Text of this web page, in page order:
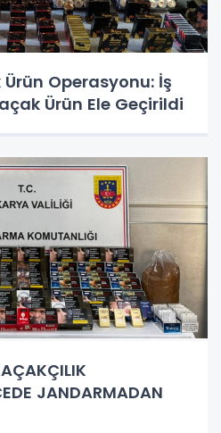
Operasyonu: İş
Ürün Ele Geçirildi
JANDARMADAN